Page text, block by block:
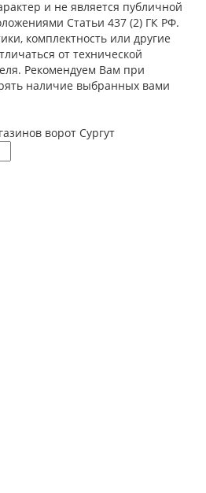
и не является публичной
Статьи 437 (2) ГК РФ.
комплектность или другие
от технической
Рекомендуем Вам при
наличие выбранных вами
ворот Сургут